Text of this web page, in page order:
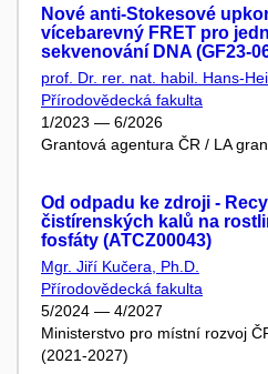
Nové anti-Stokesové
vícebarevný FRET pro
sekvenování DNA (GF23-
prof. Dr. rer. nat. habil. Hans-
Přírodovědecká fakulta
1/2023 — 6/2026
Grantová agentura ČR / LA
Od odpadu ke zdroji -
čistírenských kalů na
fosfáty (ATCZ00043)
Mgr. Jiří Kučera, Ph.D.
Přírodovědecká fakulta
5/2024 — 4/2027
Ministerstvo pro místní rozvoj
(2021-2027)